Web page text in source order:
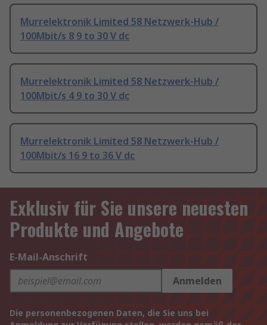
Murrelektronik Limited 58 Netzwerk-Hub /
100Mbit/s 8 9 to 30 V dc
Murrelektronik Limited 58 Netzwerk-Hub /
100Mbit/s 4 9 to 30 V dc
Murrelektronik Limited 58 Netzwerk-Hub /
100Mbit/s 16 9 to 36 V dc
Exklusiv für Sie unsere neuesten
Produkte und Angebote
E-Mail-Anschrift
Anmelden
Die personenbezogenen Daten, die Sie uns bei